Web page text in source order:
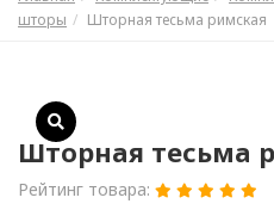
шторы
Шторная тесьма римская
Шторная тесьма
Рейтинг товара: